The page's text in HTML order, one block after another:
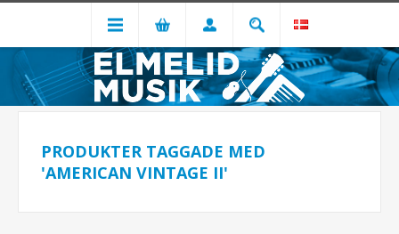
PRODUKTER TAGGADE MED
'AMERICAN VINTAGE II'